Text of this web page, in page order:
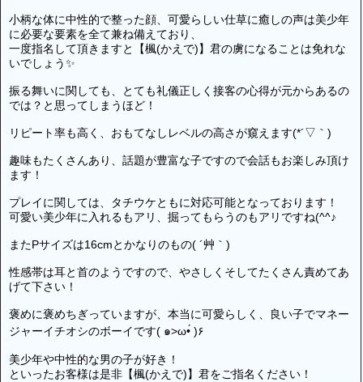
小柄な体に中性的で整った顔、可愛らしい仕草に癒しの声は美少年
に必要な要素を全て兼ね備えており、
一度指名して頂きますと【楓(かえで)】君の虜になることは免れな
いでしょう✨
振る舞いに関しても、とても礼儀正しく接客の心得が元からあるの
では？と思ってしまうほど！
リピート率も高く、おもてなしレベルの高さが窺えます(*´▽｀)
趣味もたくさんあり、話題が豊富な子ですので会話もお楽しみ頂け
ます！
プレイに関しては、タチウケともに対応可能となっております！
可愛い美少年に入れるもアリ、掘ってもらうのもアリですね(^^♪
またPサイズは16cmとかなりのもの( ´艸｀)
性感帯は耳と首のようですので、やさしくそしてたくさん責めてあ
げて下さい！
褒めに褒めちぎっていますが、本当に可愛らしく、良い子でマネー
ジャーイチオシのボーイです( ๑>ω•́ )۶
美少年や中性的な男の子が好き！
といったお客様は是非【楓(かえで)】君をご指名ください！